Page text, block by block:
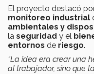
El proyecto destacó
monitoreo industrial
ambientales y
la seguridad y el
entornos de riesgo.
“La idea era crear una
al trabajador, sino que